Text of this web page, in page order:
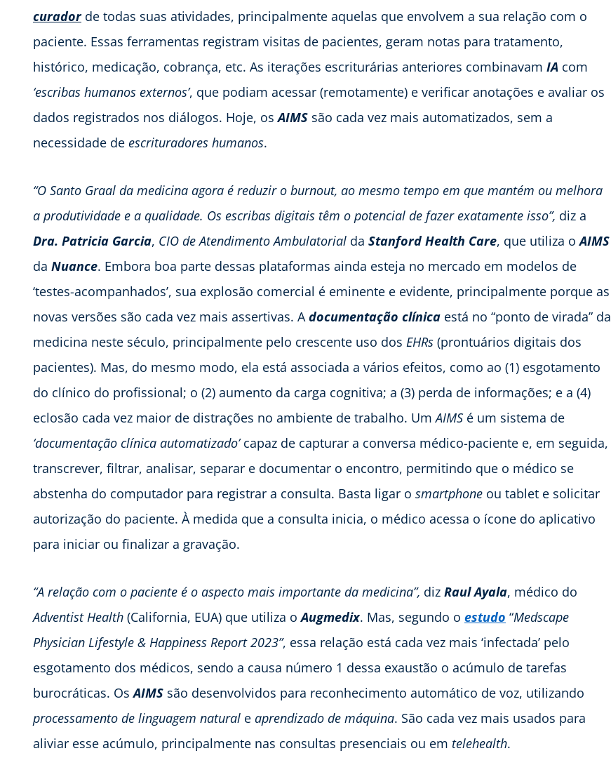
curadorde todas suas atividades, principalmente aquelas que envolvem a sua relação com o
paciente. Essas ferramentas registram visitas de pacientes, geram notas para tratamento,
histórico, medicação, cobrança, etc. As iterações escriturárias anteriores combinavam IA com
‘escribas humanos externos’, que podiam acessar (remotamente) e verificar anotações e avaliar os
dados registrados nos diálogos. Hoje, osAIMS são cada vez mais automatizados, sem a
necessidade de escrituradores humanos.
“O Santo Graal da medicina agora é reduzir o burnout, ao mesmo tempo em que mantém ou melhora
a produtividade e a qualidade. Os escribas digitais têm o potencial de fazer exatamente isso”, diz a
Dra. Patricia Garcia, CIO de Atendimento Ambulatorial da Stanford Health Care, que utiliza oAIMS
da Nuance. Embora boa parte dessas plataformas ainda esteja no mercado em modelos de
‘testes-acompanhados’, sua explosão comercial é eminente e evidente, principalmente porque as
novas versões são cada vez mais assertivas. A documentação clínica está no “ponto de virada” da
medicina neste século, principalmente pelo crescente uso dos EHRs (prontuários digitais dos
pacientes). Mas, do mesmo modo, ela está associada a vários efeitos, como ao (1) esgotamento
do clínico do profissional; o (2) aumento da carga cognitiva; a (3) perda de informações; e a (4)
eclosão cada vez maior de distrações no ambiente de trabalho. UmAIMS é um sistema de
‘documentação clínica automatizado’capaz de capturar a conversa médico-paciente e, em seguida,
transcrever, filtrar, analisar, separar e documentar o encontro, permitindo que o médico se
abstenha do computador para registrar a consulta. Basta ligar o smartphone ou tablet e solicitar
autorização do paciente. À medida que a consulta inicia, o médico acessa o ícone do aplicativo
para iniciar ou finalizar a gravação.
“A relação com o paciente é o aspecto mais importante da medicina”, diz Raul Ayala, médico do
Adventist Health (California, EUA) que utiliza oAugmedix. Mas, segundo o estudo “Medscape
Physician Lifestyle & Happiness Report 2023”, essa relação está cada vez mais ‘infectada’ pelo
esgotamento dos médicos, sendo a causa número 1 dessa exaustão o acúmulo de tarefas
burocráticas. OsAIMS são desenvolvidos para reconhecimento automático de voz, utilizando
processamento de linguagem natural e aprendizado de máquina. São cada vez mais usados para
aliviar esse acúmulo, principalmente nas consultas presenciais ou em telehealth.